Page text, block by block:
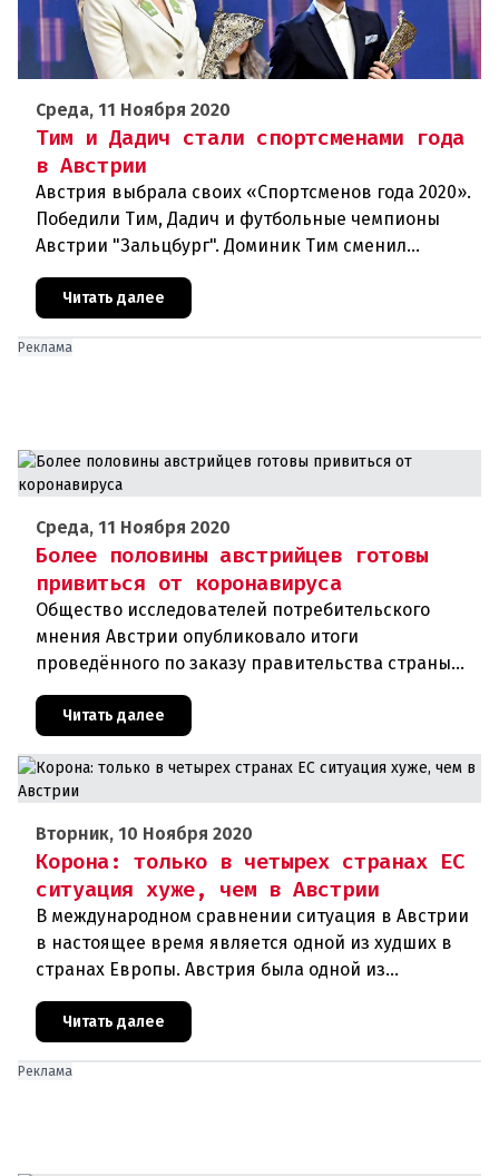
Среда, 11 Ноября 2020
Тим и Дадич стали спортсменами года
в Австрии
Австрия выбрала своих «Спортсменов года 2020».
Победили Тим, Дадич и футбольные чемпионы
Австрии "Зальцбург". Доминик Тим сменил
постоянного победителя Марселя Хиршера в
ранге Спортсмена года. На выбо
Читать далее
Реклама
Среда, 11 Ноября 2020
Более половины австрийцев готовы
привиться от коронавируса
Общество исследователей потребительского
мнения Австрии опубликовало итоги
проведённого по заказу правительства страны
соцопроса. В соответствии с ним около 54
процентов граждан республики хотят добро
Читать далее
Вторник, 10 Ноября 2020
Корона: только в четырех странах ЕС
ситуация хуже, чем в Австрии
В международном сравнении ситуация в Австрии
в настоящее время является одной из худших в
странах Европы. Австрия была одной из
образцовых стран во время первой волны
короны, но сейчас сильно отстает
Читать далее
Реклама